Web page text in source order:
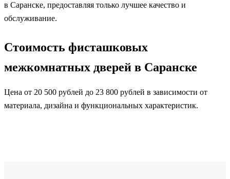
в Саранске, предоставляя только лучшее качество и
обслуживание.
Стоимость фисташковых
межкомнатных дверей в Саранске
Цена от 20 500 рублей до 23 800 рублей в зависимости от
материала, дизайна и функциональных характеристик.